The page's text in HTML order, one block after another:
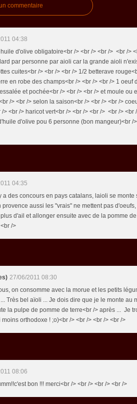
commentaire
04:38
d'olive obligatoire<br /> <br /> <br /> <br />
par personne par aioli car la grande aioli
cuites<br /> <br /> <br /> 1/2 betterave
en robe des champs<br /> <br /> <br /> 1 oeuf
et pochée<br /> <br /> <br /> et moule ou
/> <br /> selon la saison<br /> <br /> <br />
> <br /> haricot vert<br /> <br /> <br /> <br /> <br
d'olive pou 6 personne (bon mangeur)<br /
04:35
a des concours en pays catalans, laioli se monte
provence aussi les "vrais" ne mettent pas
d'ail et allonger ensuite avec de la pomme
/>
27/06/2011 08:30
on consomme avec la morue et les petits
Très bel aïoli ... Je dois dire que je le monte au
la pulpe de pomme de terre<br /> après ... Je
orthodoxe ! ;o)<br /> <br /> <br /> <br />
08:06
bon !!! merci<br /> <br /> <br /> <br />